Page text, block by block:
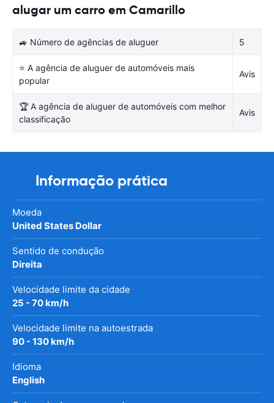
alugar um carro em Camarillo
🚙 Número de agências de aluguer 5
⭐ A agência de aluguer de automóveis mais
popular
Avis
🏆 A agência de aluguer de automóveis com melhor
classificação
Avis
Informação prática
Moeda
United States Dollar
Sentido de condução
Direita
Velocidade limite da cidade
25 - 70 km/h
Velocidade limite na autoestrada
90 - 130 km/h
Idioma
English